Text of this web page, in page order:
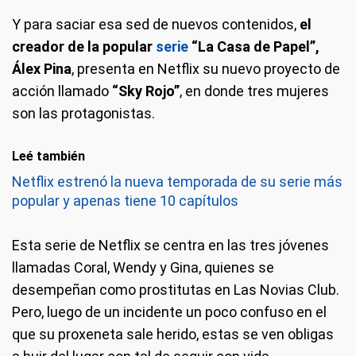
Y para saciar esa sed de nuevos contenidos, el
creador de la popular serie “La Casa de Papel”,
Álex Pina, presenta en Netflix su nuevo proyecto de
acción llamado “Sky Rojo”, en donde tres mujeres
son las protagonistas.
Leé también
Netflix estrenó la nueva temporada de su serie más
popular y apenas tiene 10 capítulos
Esta serie de Netflix se centra en las tres jóvenes
llamadas Coral, Wendy y Gina, quienes se
desempeñan como prostitutas en Las Novias Club.
Pero, luego de un incidente un poco confuso en el
que su proxeneta sale herido, estas se ven obligas